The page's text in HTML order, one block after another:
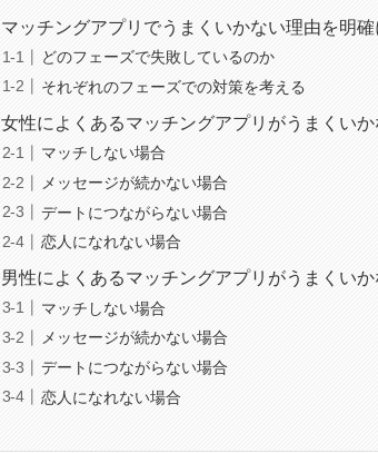
マッチングアプリでうまくいかない理由を明確
どのフェーズで失敗しているのか
それぞれのフェーズでの対策を考える
女性によくあるマッチングアプリがうまくい
マッチしない場合
メッセージが続かない場合
デートにつながらない場合
恋人になれない場合
男性によくあるマッチングアプリがうまくい
マッチしない場合
メッセージが続かない場合
デートにつながらない場合
恋人になれない場合